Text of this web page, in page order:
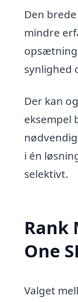
Den
mindre
synlighed
Der kan
eksempel
i én
selektivt.
Rank
One
Valget